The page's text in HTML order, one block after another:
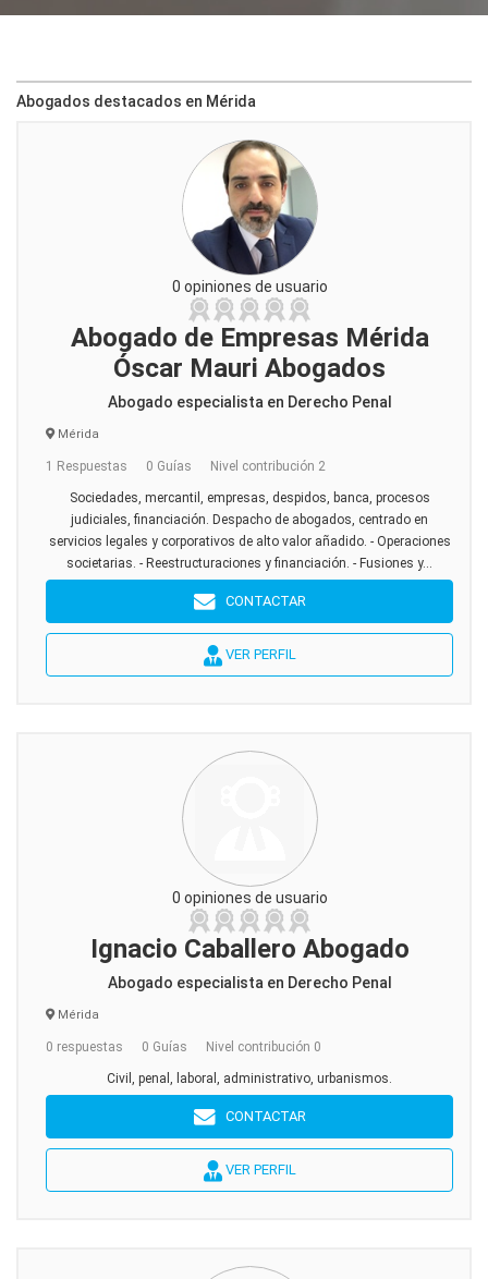
Abogados destacados en Mérida
0 opiniones de usuario
Abogado de Empresas Mérida
Óscar Mauri Abogados
Abogado especialista en Derecho Penal
Mérida
1 Respuestas 0 Guías Nivel contribución 2
Sociedades, mercantil, empresas, despidos, banca, procesos
judiciales, financiación. Despacho de abogados, centrado en
servicios legales y corporativos de alto valor añadido. - Operaciones
societarias. - Reestructuraciones y financiación. - Fusiones y...
CONTACTAR
VER PERFIL
0 opiniones de usuario
Ignacio Caballero Abogado
Abogado especialista en Derecho Penal
Mérida
0 respuestas 0 Guías Nivel contribución 0
Civil, penal, laboral, administrativo, urbanismos.
CONTACTAR
VER PERFIL